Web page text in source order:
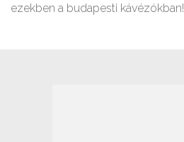
ezekben a budapesti kávézókban!